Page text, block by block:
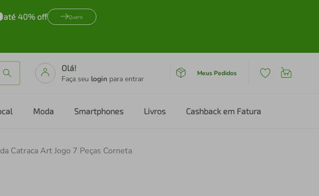
até 40% off Quero
Olá!
Faça seu login para entrar
Meus Pedidos
Moda Smartphones Livros Cashback em Fatura
Catraca Art Jogo 7 Peças Corneta